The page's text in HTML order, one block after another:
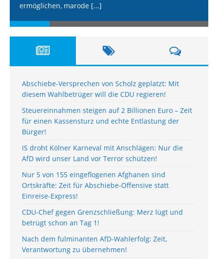
ermöglichen, marode [...]
Abschiebe-Versprechen von Scholz geplatzt: Mit
diesem Wahlbetrüger will die CDU regieren!
Steuereinnahmen steigen auf 2 Billionen Euro – Zeit
für einen Kassensturz und echte Entlastung der
Bürger!
IS droht Kölner Karneval mit Anschlägen: Nur die
AfD wird unser Land vor Terror schützen!
Nur 5 von 155 eingeflogenen Afghanen sind
Ortskräfte: Zeit für Abschiebe-Offensive statt
Einreise-Express!
CDU-Chef gegen Grenzschließung: Merz lügt und
betrügt schon an Tag 1!
Nach dem fulminanten AfD-Wahlerfolg: Zeit,
Verantwortung zu übernehmen!